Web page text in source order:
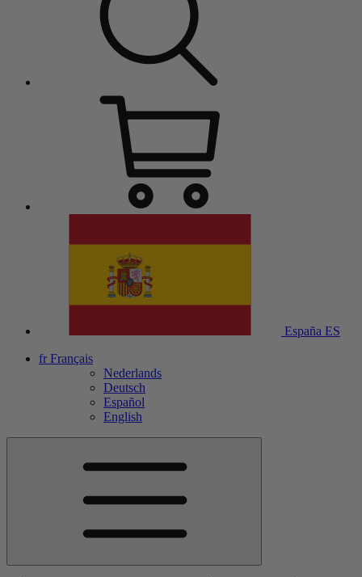
España ES
fr Français
Nederlands
Deutsch
Español
English